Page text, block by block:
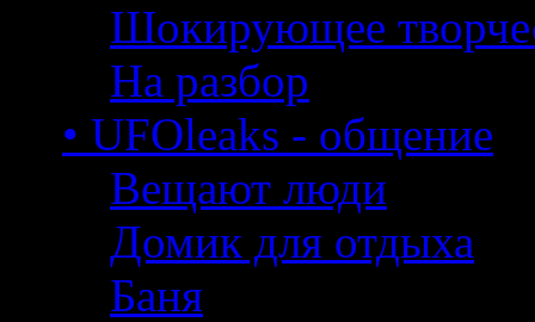
Шокирующее
На разбор
• UFOleaks - общение
Вещают люди
Домик для отдыха
Баня